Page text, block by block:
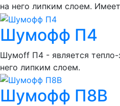
на него липким слоем.
Шумофф П4
Шумоff П4 - является тепло-
него липким слоем.
Шумофф П8В